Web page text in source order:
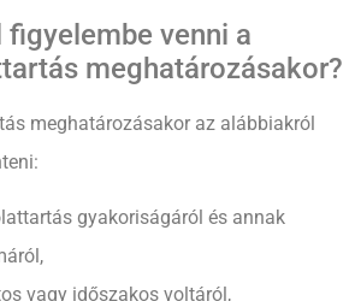
venni a
meghatározásakor?
meghatározásakor az alábbiakról
gyakoriságáról és annak
vagy időszakos voltáról,